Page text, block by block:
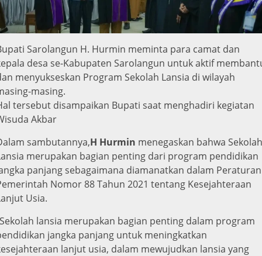
Sarolangun H. Hurmin meminta para camat dan
desa se-Kabupaten Sarolangun untuk aktif
menyukseskan Program Sekolah Lansia di wilayah
masing.
tersebut disampaikan Bupati saat menghadiri kegiatan
Akbar
sambutannya,H Hurmin menegaskan bahwa Sekolah
merupakan bagian penting dari program pendidikan
panjang sebagaimana diamanatkan dalam Peraturan
Nomor 88 Tahun 2021 tentang Kesejahteraan
Usia.
lansia merupakan bagian penting dalam program
jangka panjang untuk meningkatkan
lanjut usia, dalam mewujudkan lansia yang